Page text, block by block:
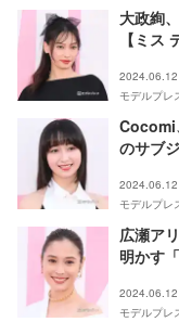
大政絢
【ミス
モデルプレ
Cocomi
のサブ
モデルプレ
広瀬ア
明かす
モデルプレ